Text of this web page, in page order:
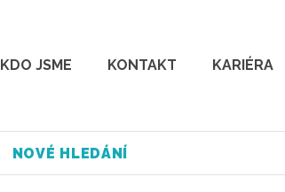
KDO JSME KONTAKT KARIÉRA
NOVÉ HLEDÁNÍ